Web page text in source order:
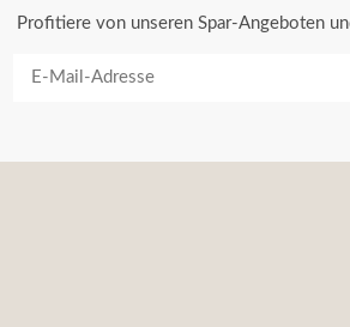
Profitiere von unseren Spar-Angeboten